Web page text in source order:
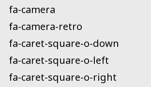
fa-camera
fa-camera-retro
fa-caret-square-o-down
fa-caret-square-o-left
fa-caret-square-o-right